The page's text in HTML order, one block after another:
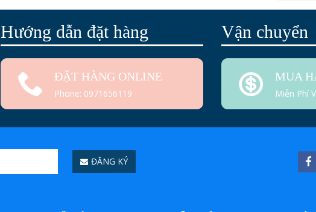
Hướng dẫn đặt hàng
ĐẶT HÀNG ONLINE
Phone: 0971656119
Vận chuyển
MUA
Miễn Phí
ĐĂNG KÝ